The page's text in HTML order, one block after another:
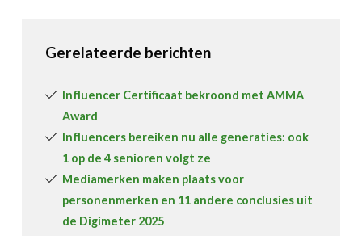
Gerelateerde berichten
Influencer Certificaat bekroond met AMMA
Award
Influencers bereiken nu alle generaties: ook
1 op de 4 senioren volgt ze
Mediamerken maken plaats voor
personenmerken en 11 andere conclusies uit
de Digimeter 2025